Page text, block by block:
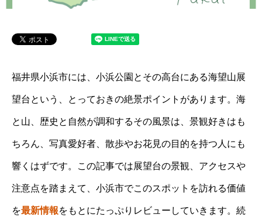
福井県小浜市には、小浜公園とその高台にある海望山展
望台という、とっておきの絶景ポイントがあります。海
と山、歴史と自然が調和するその風景は、景観好きはも
ちろん、写真愛好者、散歩やお花見の目的を持つ人にも
響くはずです。この記事では展望台の景観、アクセスや
注意点を踏まえて、小浜市でこのスポットを訪れる価値
を最新情報をもとにたっぷりレビューしていきます。続